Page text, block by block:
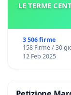
LE TERME
3 506 firme
158 Firme / 30
12 Feb 2025